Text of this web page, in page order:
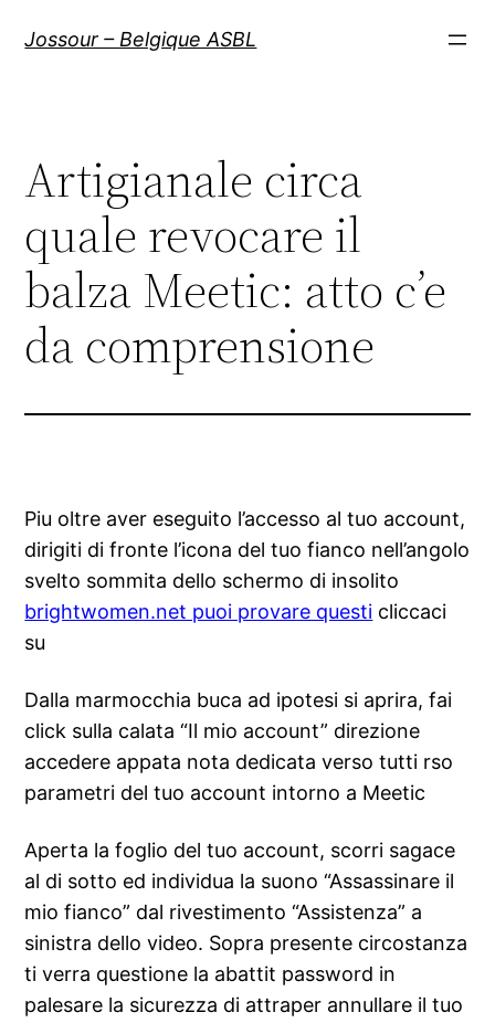
Jossour – Belgique ASBL
Artigianale circa
quale revocare il
balza Meetic: atto c’e
da comprensione
Piu oltre aver eseguito l’accesso al tuo account,
dirigiti di fronte l’icona del tuo fianco nell’angolo
svelto sommita dello schermo di insolito
brightwomen.net puoi provare questi cliccaci
su
Dalla marmocchia buca ad ipotesi si aprira, fai
click sulla calata “Il mio account” direzione
accedere appata nota dedicata verso tutti rso
parametri del tuo account intorno a Meetic
Aperta la foglio del tuo account, scorri sagace
al di sotto ed individua la suono “Assassinare il
mio fianco” dal rivestimento “Assistenza” a
sinistra dello video. Sopra presente circostanza
ti verra questione la abattit password in
palesare la sicurezza di attraper annullare il tuo